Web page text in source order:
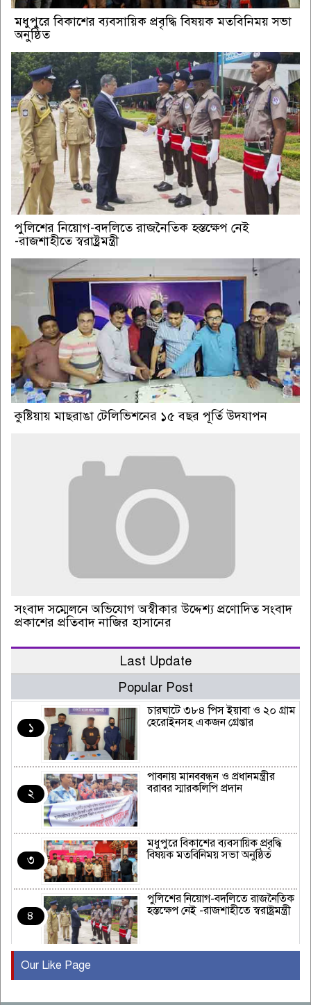
মধুপুরে বিকাশের ব্যবসায়িক প্রবৃদ্ধি বিষয়ক মতবিনিময় সভা
অনুষ্ঠিত
পুলিশের নিয়োগ-বদলিতে রাজনৈতিক হস্তক্ষেপ নেই
-রাজশাহীতে স্বরাষ্ট্রমন্ত্রী
কুষ্টিয়ায় মাছরাঙা টেলিভিশনের ১৫ বছর পূর্তি উদযাপন
সংবাদ সম্মেলনে অভিযোগ অস্বীকার উদ্দেশ্য প্রণোদিত সংবাদ
প্রকাশের প্রতিবাদ নাজির হাসানের
Last Update
Popular Post
১
চারঘাটে ৩৮৪ পিস ইয়াবা ও ২০ গ্রাম
হেরোইনসহ একজন গ্রেপ্তার
২
পাবনায় মানববন্ধন ও প্রধানমন্ত্রীর
বরাবর স্মারকলিপি প্রদান
৩
মধুপুরে বিকাশের ব্যবসায়িক প্রবৃদ্ধি
বিষয়ক মতবিনিময় সভা অনুষ্ঠিত
৪
পুলিশের নিয়োগ-বদলিতে রাজনৈতিক
হস্তক্ষেপ নেই -রাজশাহীতে স্বরাষ্ট্রমন্ত্রী
৫
বছর পূর্তি উদযাপন
Our Like Page